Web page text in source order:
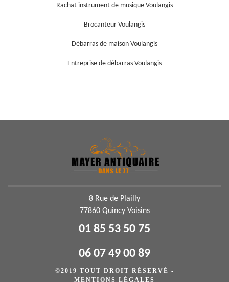
Rachat instrument de musique Voulangis
Brocanteur Voulangis
Débarras de maison Voulangis
Entreprise de débarras Voulangis
8 Rue de Plailly
77860 Quincy Voisins
01 85 53 50 75
06 07 49 00 89
©2019 TOUT DROIT RÉSERVÉ -
MENTIONS LÉGALES